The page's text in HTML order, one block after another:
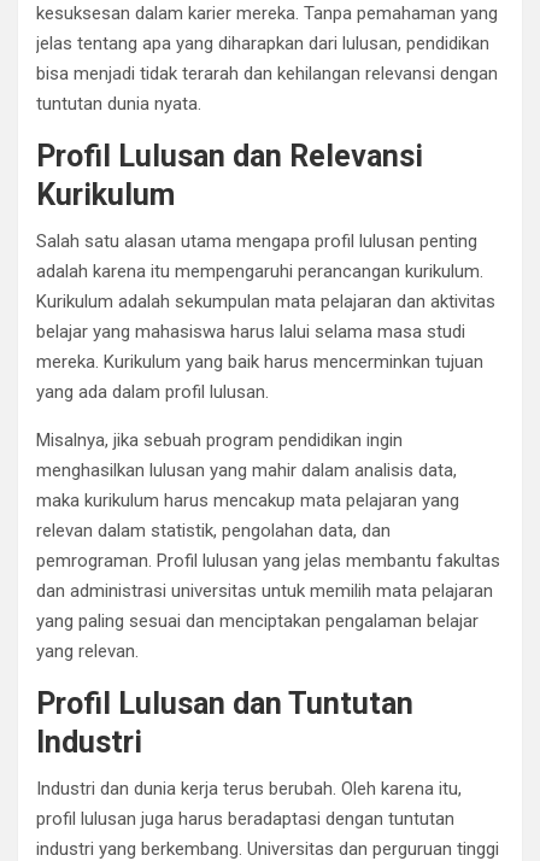
kesuksesan dalam karier mereka. Tanpa pemahaman yang
jelas tentang apa yang diharapkan dari lulusan, pendidikan
bisa menjadi tidak terarah dan kehilangan relevansi dengan
tuntutan dunia nyata.
Profil Lulusan dan Relevansi
Kurikulum
Salah satu alasan utama mengapa profil lulusan penting
adalah karena itu mempengaruhi perancangan kurikulum.
Kurikulum adalah sekumpulan mata pelajaran dan aktivitas
belajar yang mahasiswa harus lalui selama masa studi
mereka. Kurikulum yang baik harus mencerminkan tujuan
yang ada dalam profil lulusan.
Misalnya, jika sebuah program pendidikan ingin
menghasilkan lulusan yang mahir dalam analisis data,
maka kurikulum harus mencakup mata pelajaran yang
relevan dalam statistik, pengolahan data, dan
pemrograman. Profil lulusan yang jelas membantu fakultas
dan administrasi universitas untuk memilih mata pelajaran
yang paling sesuai dan menciptakan pengalaman belajar
yang relevan.
Profil Lulusan dan Tuntutan
Industri
Industri dan dunia kerja terus berubah. Oleh karena itu,
profil lulusan juga harus beradaptasi dengan tuntutan
industri yang berkembang. Universitas dan perguruan tinggi